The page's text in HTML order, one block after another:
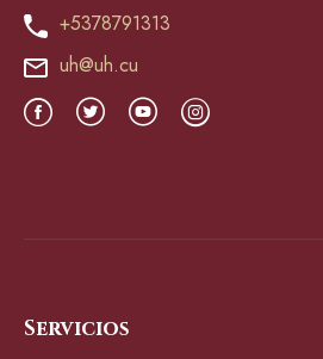
+5378791313
uh@uh.cu
Servicios